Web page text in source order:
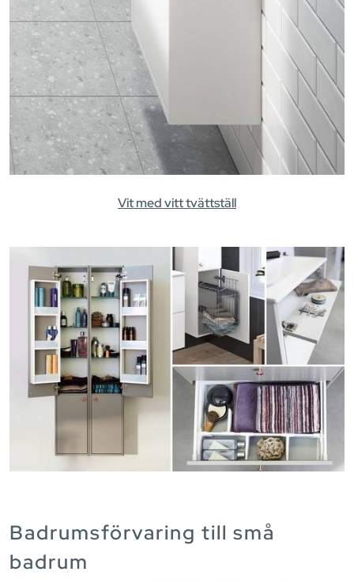
Vit med vitt tvättställ
Badrumsförvaring till små
badrum